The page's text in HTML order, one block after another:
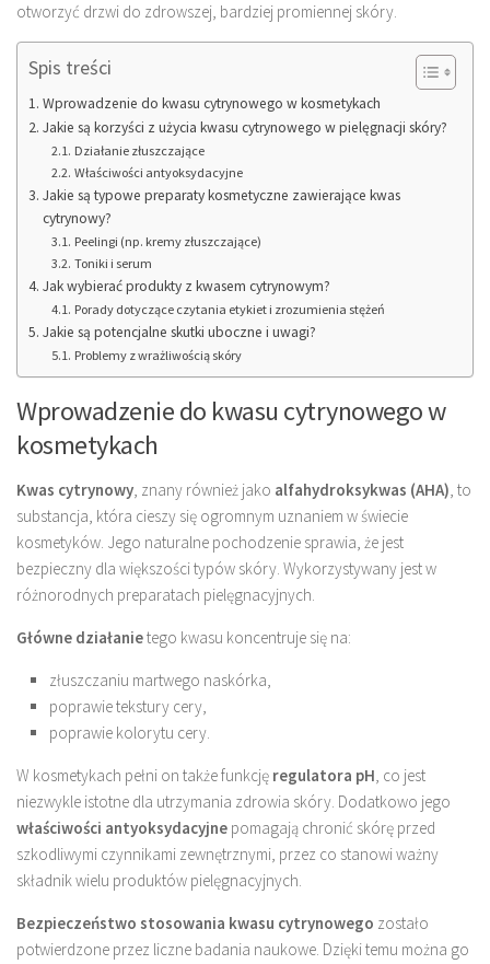
otworzyć drzwi do zdrowszej, bardziej promiennej skóry.
Spis treści
Wprowadzenie do kwasu cytrynowego w kosmetykach
Jakie są korzyści z użycia kwasu cytrynowego w pielęgnacji skóry?
Działanie złuszczające
Właściwości antyoksydacyjne
Jakie są typowe preparaty kosmetyczne zawierające kwas
cytrynowy?
Peelingi (np. kremy złuszczające)
Toniki i serum
Jak wybierać produkty z kwasem cytrynowym?
Porady dotyczące czytania etykiet i zrozumienia stężeń
Jakie są potencjalne skutki uboczne i uwagi?
Problemy z wrażliwością skóry
Wprowadzenie do kwasu cytrynowego w
kosmetykach
Kwas cytrynowy, znany również jako alfahydroksykwas (AHA), to
substancja, która cieszy się ogromnym uznaniem w świecie
kosmetyków. Jego naturalne pochodzenie sprawia, że jest
bezpieczny dla większości typów skóry. Wykorzystywany jest w
różnorodnych preparatach pielęgnacyjnych.
Główne działanietego kwasu koncentruje się na:
złuszczaniu martwego naskórka,
poprawie tekstury cery,
poprawie kolorytu cery.
W kosmetykach pełni on także funkcję regulatora pH, co jest
niezwykle istotne dla utrzymania zdrowia skóry. Dodatkowo jego
właściwości antyoksydacyjne pomagają chronić skórę przed
szkodliwymi czynnikami zewnętrznymi, przez co stanowi ważny
składnik wielu produktów pielęgnacyjnych.
Bezpieczeństwo stosowania kwasu cytrynowego zostało
potwierdzone przez liczne badania naukowe. Dzięki temu można go